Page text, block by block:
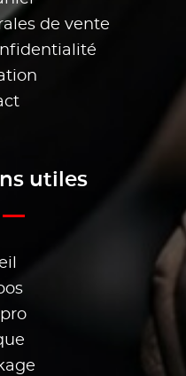
de vente
utiles